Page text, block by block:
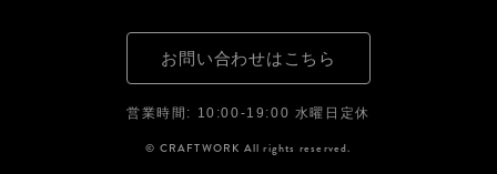
お問い合わせはこちら
営業時間: 10:00-19:00 水曜日定休
© CRAFTWORK All rights reserved.